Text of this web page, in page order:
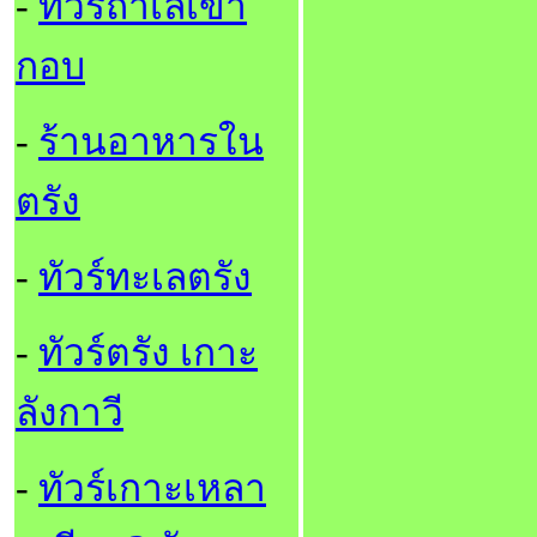
กอบ
- ร้านอาหารใน
ตรัง
- ทัวร์ทะเลตรัง
- ทัวร์ตรัง เกาะ
ลังกาวี
- ทัวร์เกาะเหลา